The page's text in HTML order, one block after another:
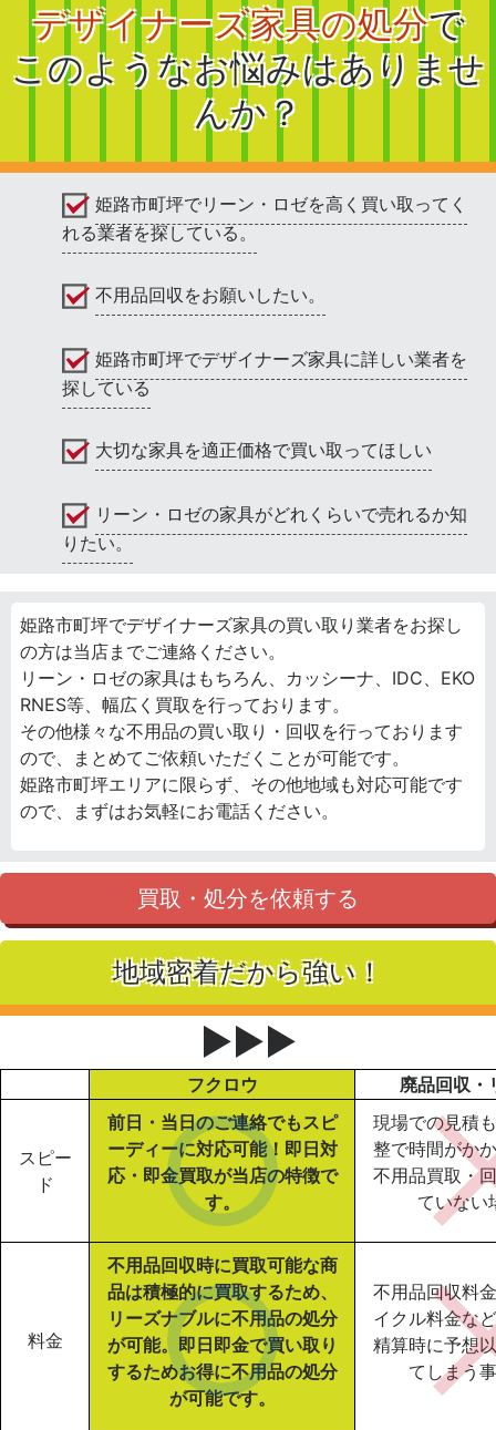
デザイナーズ家具の処分で
このようなお悩みはありませ
んか？
姫路市町坪でリーン・ロゼを高く買い取ってく
れる業者を探している。
不用品回収をお願いしたい。
姫路市町坪でデザイナーズ家具に詳しい業者を
探している
大切な家具を適正価格で買い取ってほしい
リーン・ロゼの家具がどれくらいで売れるか知
りたい。
姫路市町坪でデザイナーズ家具の買い取り業者をお探し
の方は当店までご連絡ください。
リーン・ロゼの家具はもちろん、カッシーナ、IDC、EKO
RNES等、幅広く買取を行っております。
その他様々な不用品の買い取り・回収を行っております
ので、まとめてご依頼いただくことが可能です。
姫路市町坪エリアに限らず、その他地域も対応可能です
ので、まずはお気軽にお電話ください。
買取・処分を依頼する
地域密着だから強い！
▶▶▶
フクロウ 廃品回収・
スピー
ド
前日・当日のご連絡でもスピ
ーディーに対応可能！即日対
応・即金買取が当店の特徴で
す。
現場での見積
整で時間がか
不用品買取・
ていない
料金
不用品回収時に買取可能な商
品は積極的に買取するため、
リーズナブルに不用品の処分
が可能。即日即金で買い取り
するためお得に不用品の処分
が可能です。
不用品回収料
イクル料金な
精算時に予想
てしまう